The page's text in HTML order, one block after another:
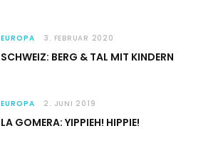
EUROPA 3. FEBRUAR 2020
SCHWEIZ: BERG & TAL MIT KINDERN
EUROPA 2. JUNI 2019
LA GOMERA: YIPPIEH! HIPPIE!